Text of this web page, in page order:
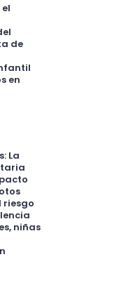
de
en
La
riesgo
niñas